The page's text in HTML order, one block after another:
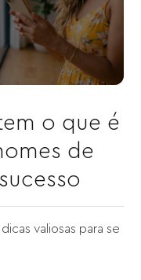
o que é
de
valiosas para se